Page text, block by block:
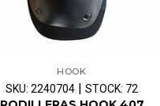
HOOK
SKU: 2240704 | STOCK: 72